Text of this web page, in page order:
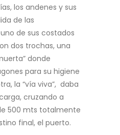
los andenes y sus
de las
de sus costados
dos trochas, una
donde
para su higiene
la “vía viva”, daba
cruzando a
500 mts totalmente
final, el puerto.